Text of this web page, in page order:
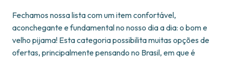
Fechamos nossa lista com um item confortável,
aconchegante e fundamental no nosso dia a dia: o bom e
velho pijama! Esta categoria possibilita muitas opções de
ofertas, principalmente pensando no Brasil, em que é